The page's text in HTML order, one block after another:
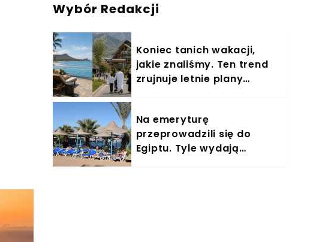
Wybór Redakcji
Koniec tanich wakacji,
jakie znaliśmy. Ten trend
zrujnuje letnie plany
Na emeryturę
przeprowadzili się do
Egiptu. Tyle wydają